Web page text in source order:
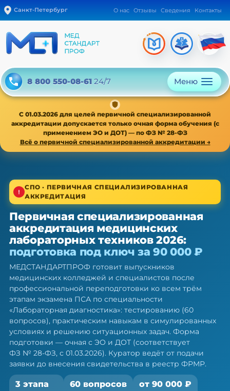
Санкт-Петербург О нас Отзывы Сведения Контакты
8 800 550-08-61 24/7 Меню
С 01.03.2026 для целей первичной специализированной
аккредитации допускается только очная форма обучения (с
применением ЭО и ДОТ) — по ФЗ № 28-ФЗ
Всё о первичной специализированной аккредитации →
СПО · первичная специализированная аккредитация
Первичная специализированная
аккредитация медицинских
лабораторных техников —
подготовка под ключ
Готовим ко всем трём этапам экзамена ПСА: тест,
симуляция, ситуационные задачи
СПО · ПЕРВИЧНАЯ СПЕЦИАЛИЗИРОВАННАЯ
АККРЕДИТАЦИЯ
Первичная специализированная
аккредитация медицинских
лабораторных техников 2026:
подготовка под ключ за 90 000 ₽
МЕДСТАНДАРТПРОФ готовит выпускников
медицинских колледжей и специалистов после
профессиональной переподготовки ко всем трём
этапам экзамена ПСА по специальности
«Лабораторная диагностика»: тестированию (60
вопросов), практическим навыкам в симулированных
условиях и решению ситуационных задач. Форма
подготовки — очная с ЭО и ДОТ (соответствует
ФЗ № 28-ФЗ, с 01.03.2026). Куратор ведёт от подачи
заявки до внесения свидетельства в реестр ФРМР.
3 этапа 60 вопросов от 90 000 ₽